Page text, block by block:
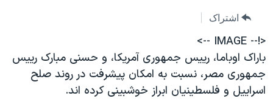
صفحه
اصلی
جهش
به
جستجو
آمریکا
جهان
ورزشی
گزیده‌ها
جدول برنامه ها
صفحه‌های ویژه
جام جهانی ۲۰۲۶
عملیات خشم حماسی
فرکانس‌های صدای آمریکا
پخش رادیویی
اشتراک
<!-- IMAGE -->
باراک اوباما، رییس جمهوری آمریکا، و حسنی مبارک رییس
جمهوری مصر، نسبت به امکان پیشرفت در روند صلح
اسراییل و فلسطینیان ابراز خوشبینی کرده اند.